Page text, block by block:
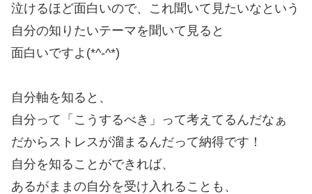
泣けるほど面白いので、これ聞いて見たいなという
自分の知りたいテーマを聞いて見ると
面白いですよ(*^-^*)
自分軸を知ると、
自分って「こうするべき」って考えてるんだなぁ
だからストレスが溜まるんだって納得です！
自分を知ることができれば、
あるがままの自分を受け入れることも、